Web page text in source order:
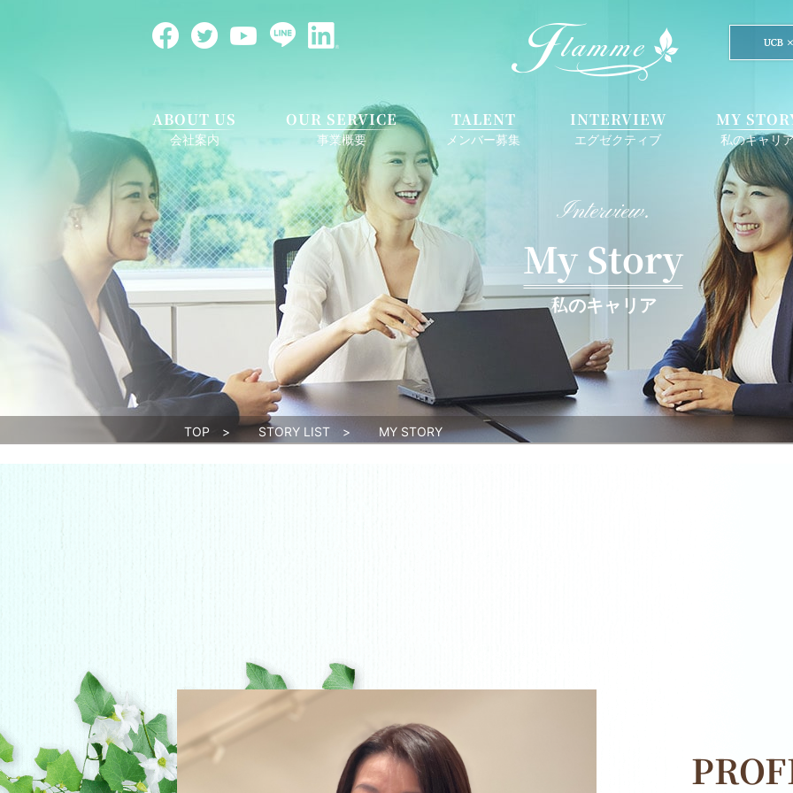
ABOUT US
会社案内
OUR SERVICE
事業概要
TALENT
メンバー募集
INTERVIEW
エグゼクティブ
MY
私のキャリ
Interview.
My Story
私のキャリア
TOP >STORY LIST > MY STORY